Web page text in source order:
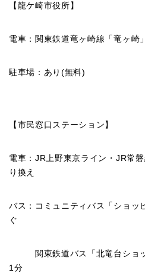
【龍ケ崎市役所】
電車：関東鉄道竜ヶ崎線「竜ヶ
駐車場：あり(無料)
【市民窓口ステーション】
電車：JR上野東京ライン・JR常
り換え
バス：コミュニティバス「ショ
ぐ
関東鉄道バス「北竜台ショ
1分